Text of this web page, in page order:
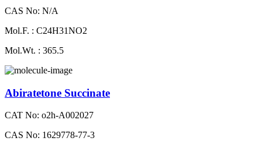
CAS No: N/A
Mol.F. : C24H31NO2
Mol.Wt. : 365.5
Abiratetone Succinate
CAT No: o2h-A002027
CAS No: 1629778-77-3